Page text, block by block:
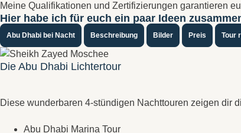
Meine Qualifikationen und Zertifizierungen garantieren
Hier habe ich für euch ein paar Ideen
Abu Dhabi bei Nacht Beschreibung Bilder Preis Tour
Die Abu Dhabi Lichtertour
Diese wunderbaren 4-stündigen Nachttouren zeigen dir
Abu Dhabi Marina Tour